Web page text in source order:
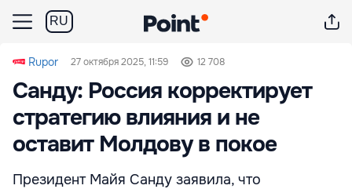
RU
Rupor 27 октября 2025, 11:59 12 708
Санду: Россия корректирует
стратегию влияния и не
оставит Молдову в покое
Президент Майя Санду заявила, что